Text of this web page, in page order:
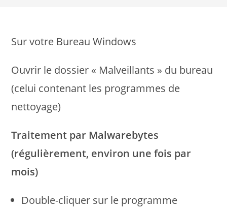
Sur votre Bureau Windows
Ouvrir le dossier « Malveillants » du bureau
(celui contenant les programmes de
nettoyage)
Traitement par Malwarebytes
(régulièrement, environ une fois par
mois)
Double-cliquer sur le programme